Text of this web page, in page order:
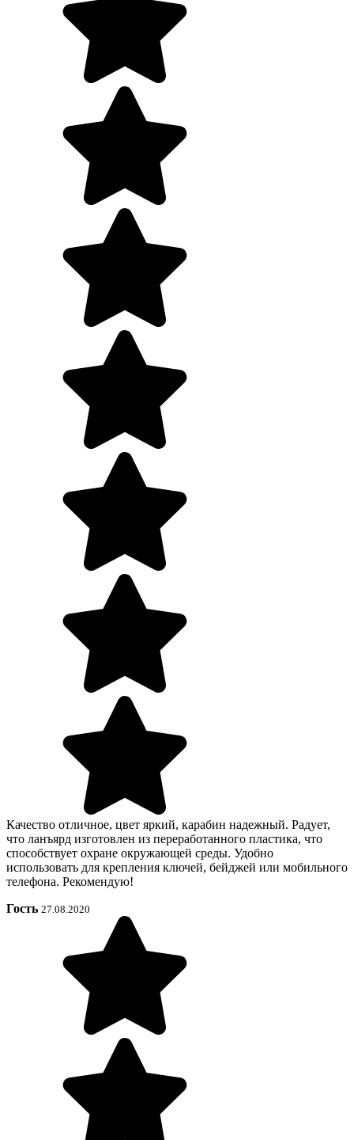
Качество отличное, цвет яркий, карабин надежный. Радует,
что ланъярд изготовлен из переработанного пластика, что
способствует охране окружающей среды. Удобно
использовать для крепления ключей, бейджей или мобильного
телефона. Рекомендую!
Гость 27.08.2020